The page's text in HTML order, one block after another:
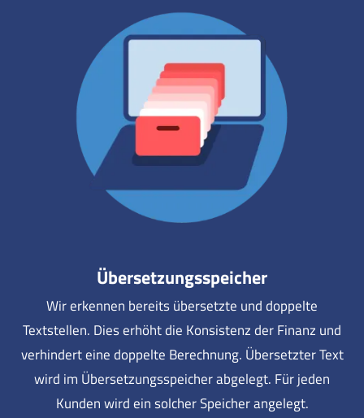
Übersetzungsspeicher
Wir erkennen bereits übersetzte und doppelte
Textstellen. Dies erhöht die Konsistenz der Finanz und
verhindert eine doppelte Berechnung. Übersetzter Text
wird im Übersetzungsspeicher abgelegt. Für jeden
Kunden wird ein solcher Speicher angelegt.